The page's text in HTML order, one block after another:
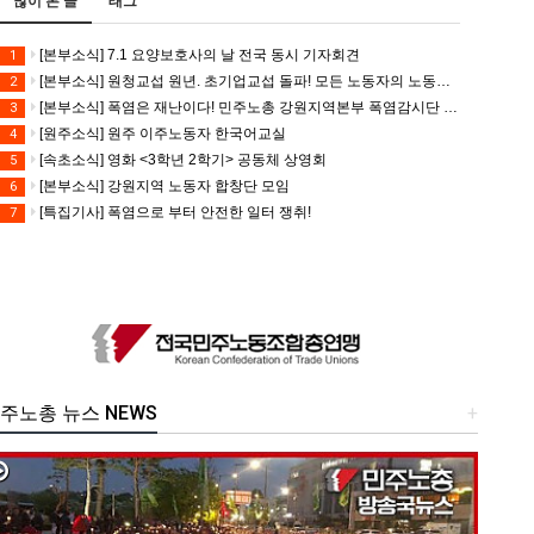
1 [본부소식] 7.1 요양보호사의 날 전국 동시 기자회견
2 [본부소식] 원청교섭 원년. 초기업교섭 돌파! 모든 노동자의 노동기본권 쟁취! 민주노총 7.15 총파업대회
3 [본부소식] 폭염은 재난이다! 민주노총 강원지역본부 폭염감시단 선포 기자회견
4 [원주소식] 원주 이주노동자 한국어교실
5 [속초소식] 영화 <3학년 2학기> 공동체 상영회
6 [본부소식] 강원지역 노동자 합창단 모임
7 [특집기사] 폭염으로 부터 안전한 일터 쟁취!
+
노총 뉴스 NEWS